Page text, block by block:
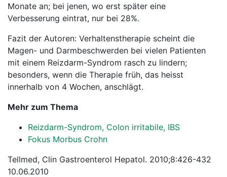
Monate an; bei jenen, wo erst später eine
Verbesserung eintrat, nur bei 28%.
Fazit der Autoren: Verhaltenstherapie scheint die
Magen- und Darmbeschwerden bei vielen Patienten
mit einem Reizdarm-Syndrom rasch zu lindern;
besonders, wenn die Therapie früh, das heisst
innerhalb von 4 Wochen, anschlägt.
Mehr zum Thema
Reizdarm-Syndrom, Colon irritabile, IBS
Fokus Morbus Crohn
Tellmed, Clin Gastroenterol Hepatol. 2010;8:426-432
10.06.2010